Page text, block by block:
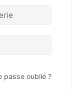
passe oublié ?